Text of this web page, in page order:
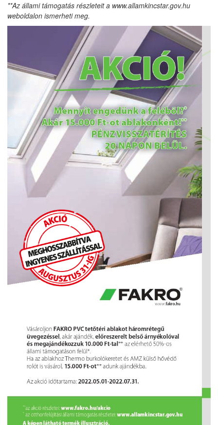
**Az állami támogatás részleteit a www.allamkincstar.gov.hu
weboldalon ismerheti meg.